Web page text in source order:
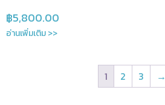
฿5,800.00
อ่านเพิ่มเติม >>
1 2 3 →